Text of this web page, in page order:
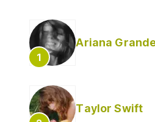
Ariana
Taylor Swift